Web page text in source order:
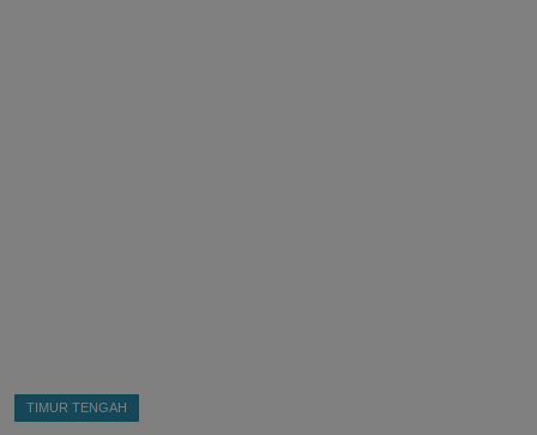
TIMUR TENGAH